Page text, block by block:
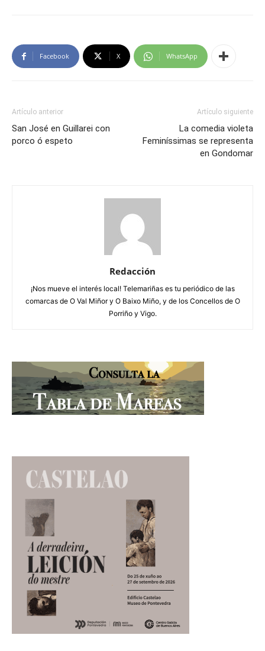
Facebook X WhatsApp
Artículo anterior
San José en Guillarei con
porco ó espeto
Artículo siguiente
La comedia violeta
Feminíssimas se representa
en Gondomar
Redacción
¡Nos mueve el interés local! Telemariñas es tu periódico de las
comarcas de O Val Miñor y O Baixo Miño, y de los Concellos de O
Porriño y Vigo.